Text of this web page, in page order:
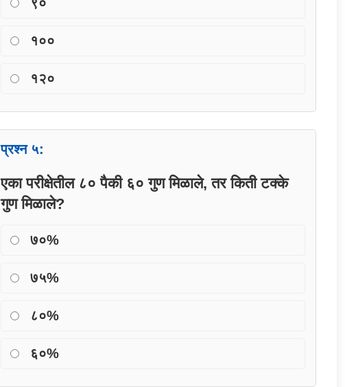
१००
१२०
प्रश्न ५:
एका परीक्षेतील ८० पैकी ६० गुण मिळाले, तर किती टक्के
गुण मिळाले?
७०%
७५%
८०%
६०%